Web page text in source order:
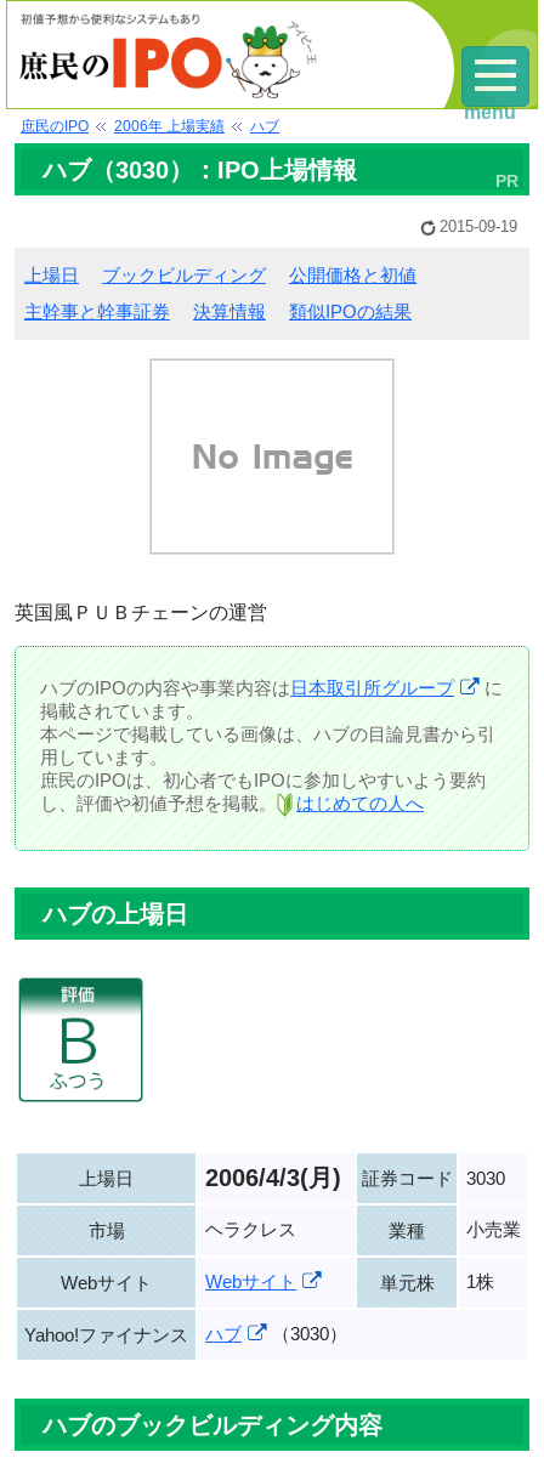
庶民のIPO 2006年 上場実績 ハブ
ハブ（3030）：IPO上場情報
2015-09-19
上場日 ブックビルディング
公開価格と初値
主幹事と幹事証券
決算情報 類似IPOの結果
英国風ＰＵＢチェーンの運営
ハブのIPOの内容や事業内容は日本取引所グループ
に
掲載されています。
本ページで掲載している画像は、ハブの目論見書から引
用しています。
庶民のIPOは、初心者でもIPOに参加しやすいよう要約
し、評価や初値予想を掲載。
はじめての人へ
ハブの上場日
上場日 2006/4/3(月) 証券コード 3030
市場 ヘラクレス 業種 小売業
Webサイト Webサイト 単元株 1株
Yahoo!ファイナンス ハブ （3030）
ハブのブックビルディング内容
menu